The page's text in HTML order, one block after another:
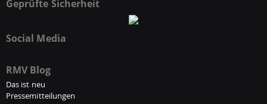
Geprüfte Sicherheit
Social Media
RMV Blog
Das ist neu
Pressemitteilungen